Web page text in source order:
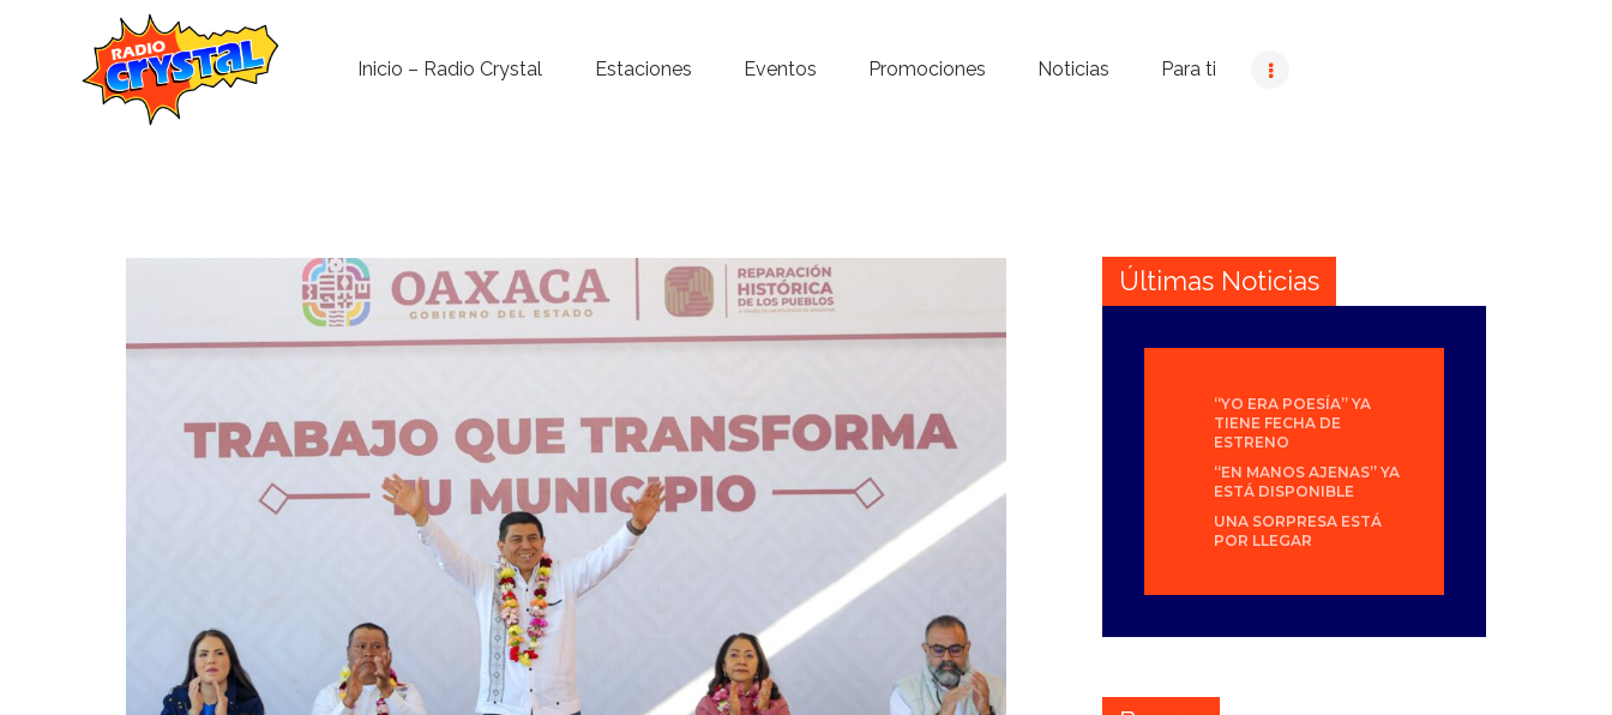
Inicio – Radio Crystal Estaciones Eventos Promociones Noticias Para ti
Noticias
Para ti
Contacto
Últimas Noticias
“YO ERA POESÍA” YA
TIENE FECHA DE
ESTRENO
“EN MANOS AJENAS” YA
ESTÁ DISPONIBLE
UNA SORPRESA ESTÁ
POR LLEGAR